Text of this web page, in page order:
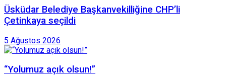
Üsküdar Belediye Başkanvekilliğine CHP’li
Çetinkaya seçildi
5 Ağustos 2026
“Yolumuz açık olsun!”